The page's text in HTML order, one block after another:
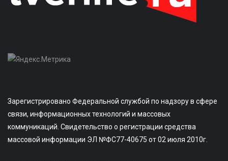
Зарегистрировано Федеральной службой по надзору в сфере
связи, информационных технологий и массовых
коммуникаций. Свидетельство о регистрации средства
массовой информации ЭЛ №ФС77-40675 от 02 июля 2010г.